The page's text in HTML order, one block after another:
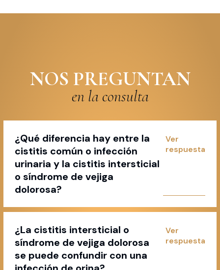
NOS PREGUNTAN
en la consulta
¿Qué diferencia hay entre la
cistitis común o infección
urinaria y la cistitis intersticial
o síndrome de vejiga
dolorosa?
¿La cistitis intersticial o
síndrome de vejiga dolorosa
se puede confundir con una